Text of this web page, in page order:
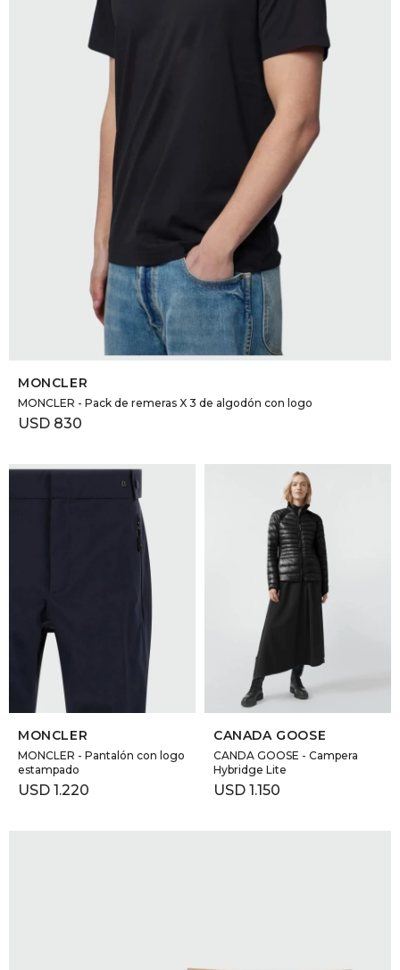
SELECCIONAR TALLE
MONCLER
MONCLER - Pack de remeras X 3 de algodón con logo
USD 830
SELECCIONAR TALLE
MONCLER
MONCLER - Pantalón con logo
estampado
USD 1.220
SELECCIONAR TALLE
CANADA GOOSE
CANDA GOOSE - Campera
Hybridge Lite
USD 1.150